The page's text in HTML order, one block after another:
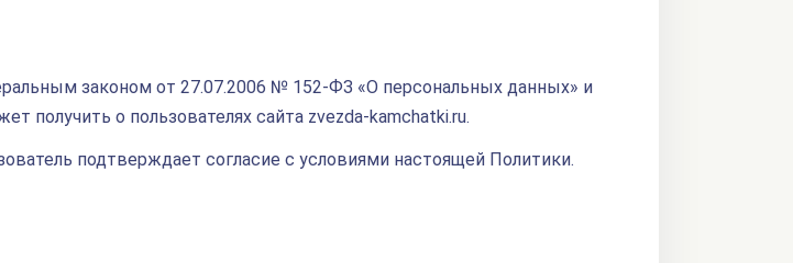
законом от 27.07.2006 № 152-ФЗ «О персональных данных» и
получить о пользователях сайта zvezda-kamchatki.ru.
подтверждает согласие с условиями настоящей Политики.